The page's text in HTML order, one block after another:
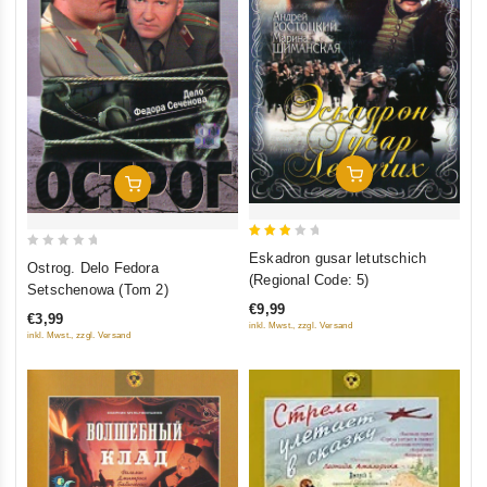
In Den Warenkorb
5
Ostrog. Delo Fedora
Setschenowa (Tom 2)
€3,99
inkl. Mwst., zzgl. Versand
In Den Warenkorb
Eskadron gusar letutschich
(Regional Code: 5)
€9,99
inkl. Mwst., zzgl. Versand